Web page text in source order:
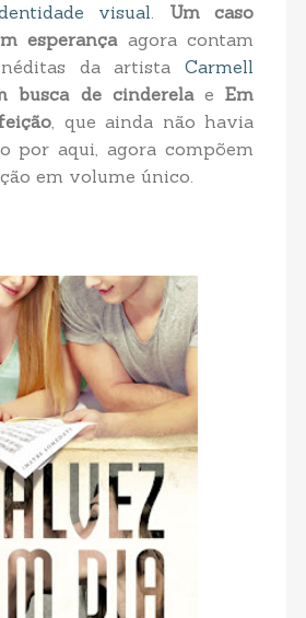
visual. Um caso
esperançaagora contam
da artistaCarmell
busca de cinderelaeEm
, que ainda não havia
por aqui, agora compõem
em volume único.